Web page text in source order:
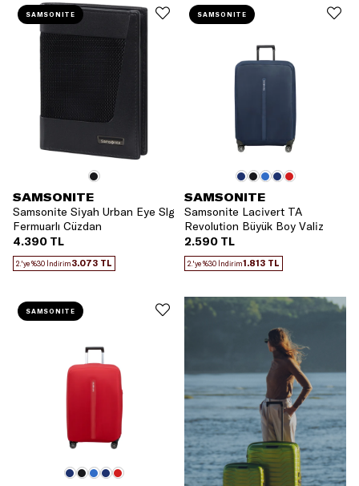
SAMSONITE
Samsonite Siyah Urban Eye Slg
Fermuarlı Cüzdan
4.390 TL
2.'ye %30 İndirim3.073 TL
SAMSONITE
SAMSONITE
Samsonite Lacivert TA
Revolution Büyük Boy Valiz
Kılıfı
2.590 TL
2.'ye %30 İndirim1.813 TL
SAMSONITE
SAMSONITE